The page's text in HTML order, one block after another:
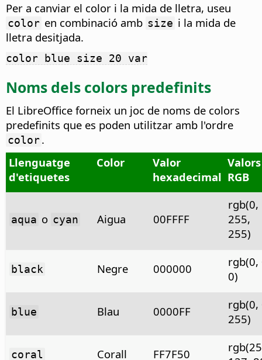
Per a canviar el color i la mida de lletra, useu
color en combinació amb size i la mida de
lletra desitjada.
color blue size 20 var
Noms dels colors predefinits
El LibreOffice forneix un joc de noms de colors
predefinits que es poden utilitzar amb l'ordre
color.
Llenguatge
d'etiquetes
Color
Valor
hexadecimal
Valors
RGB
aqua o cyan Aigua 00FFFF
rgb(0,
255,
255)
black Negre 000000
rgb(0,
0)
blue Blau 0000FF
rgb(0,
255)
coral Corall FF7F50